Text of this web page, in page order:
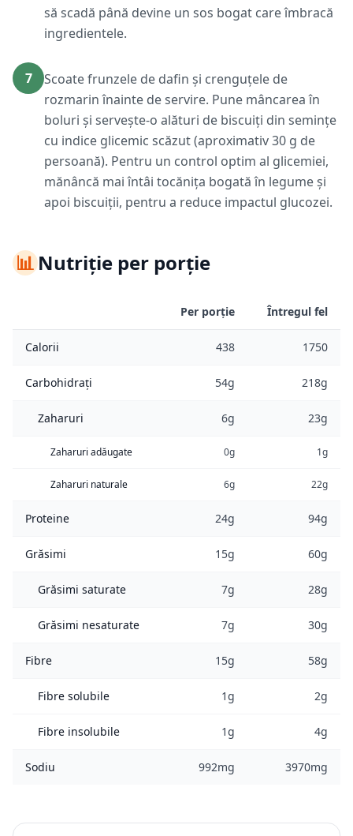
să scadă până devine un sos bogat care îmbracă
ingredientele.
7
Scoate frunzele de dafin și crenguțele de
rozmarin înainte de servire. Pune mâncarea în
boluri și servește-o alături de biscuiți din semințe
cu indice glicemic scăzut (aproximativ 30 g de
persoană). Pentru un control optim al glicemiei,
mănâncă mai întâi tocănița bogată în legume și
apoi biscuiții, pentru a reduce impactul glucozei.
📊Nutriție per porție
Per porție Întregul fel
Calorii 438 1750
Carbohidrați 54g 218g
Zaharuri 6g 23g
Zaharuri adăugate 0g 1g
Zaharuri naturale 6g 22g
Proteine 24g 94g
Grăsimi 15g 60g
Grăsimi saturate 7g 28g
Grăsimi nesaturate 7g 30g
Fibre 15g 58g
Fibre solubile 1g 2g
Fibre insolubile 1g 4g
Sodiu 992mg 3970mg